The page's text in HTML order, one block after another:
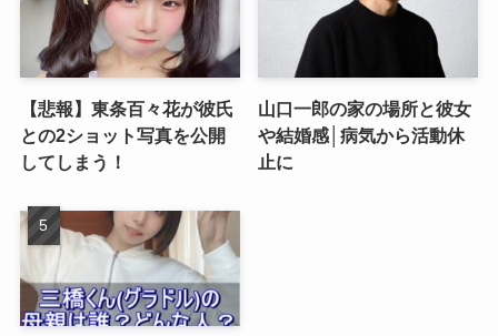
【悲報】東条百々花が彼氏
との2ショット写真を公開
してしまう！
山口一郎の家の場所と彼女
や結婚感│病気から活動休
止に